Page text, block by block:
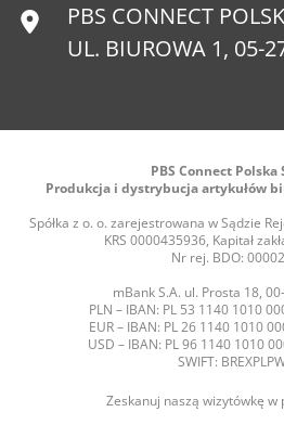
PBS CONNECT
UL. BIUROWA 1, 05-
PBS Connect Polska
Produkcja i dystrybucja artykułów
Spółka z o. o. zarejestrowana w Sądzie
KRS 0000435936, Kapitał
Nr rej. BDO:
mBank S.A. ul. Prosta 18,
PLN – IBAN: PL 53 1140 1010
EUR – IBAN: PL 26 1140 1010
USD – IBAN: PL 96 1140 1010
SWIFT:
Zeskanuj naszą wizytówkę w